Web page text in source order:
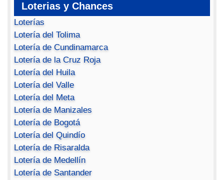
Loterias y Chances
Loterías
Lotería del Tolima
Lotería de Cundinamarca
Lotería de la Cruz Roja
Lotería del Huila
Lotería del Valle
Lotería del Meta
Lotería de Manizales
Lotería de Bogotá
Lotería del Quindío
Lotería de Risaralda
Lotería de Medellín
Lotería de Santander